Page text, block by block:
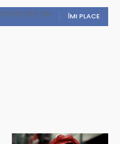
ÎMI PLACE
de